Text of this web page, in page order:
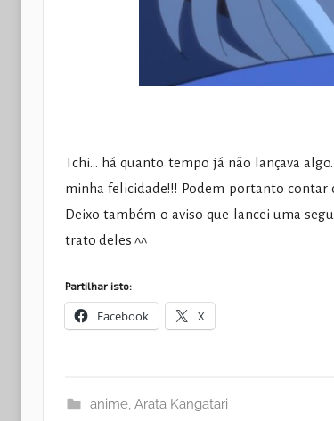
Tchi… há quanto tempo já não lançava
minha felicidade!!! Podem portanto contar
Deixo também o aviso que lancei uma
trato deles ^^
Partilhar isto:
Facebook X
anime, Arata Kangatari